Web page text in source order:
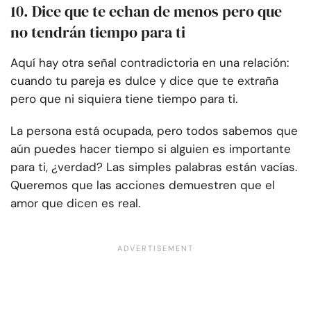
10. Dice que te echan de menos pero que
no tendrán tiempo para ti
Aquí hay otra señal contradictoria en una relación:
cuando tu pareja es dulce y dice que te extraña
pero que ni siquiera tiene tiempo para ti.
La persona está ocupada, pero todos sabemos que
aún puedes hacer tiempo si alguien es importante
para ti, ¿verdad? Las simples palabras están vacías.
Queremos que las acciones demuestren que el
amor que dicen es real.